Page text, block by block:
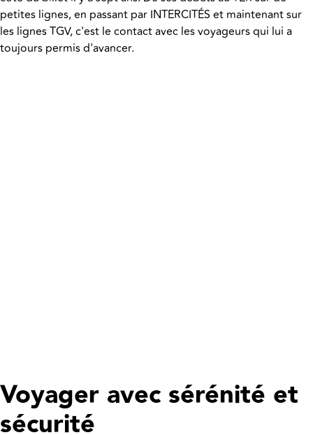
petites lignes, en passant par INTERCITÉS et maintenant sur
les lignes TGV, c'est le contact avec les voyageurs qui lui a
toujours permis d'avancer.
Voyager avec sérénité et
sécurité